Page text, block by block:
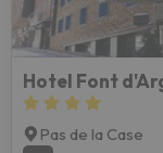
Hotel Font
Pas de la Case